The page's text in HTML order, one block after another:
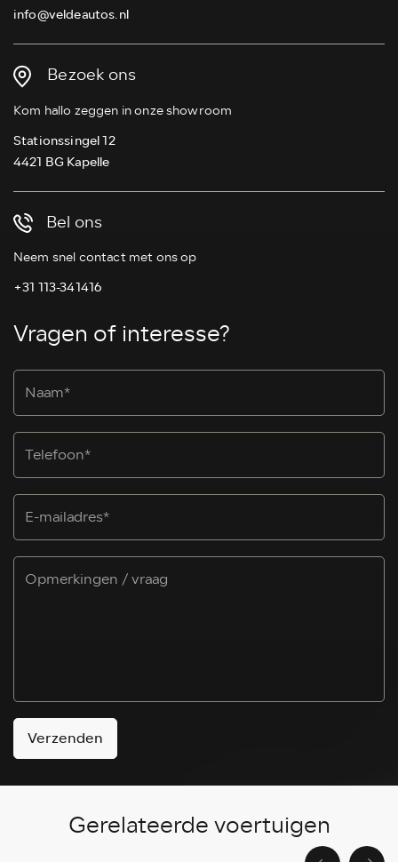
info@veldeautos.nl
Bezoek ons
Kom hallo zeggen in onze showroom
Stationssingel 12
4421 BG Kapelle
Bel ons
Neem snel contact met ons op
+31 113-341416
Vragen of interesse?
Verzenden
Gerelateerde voertuigen